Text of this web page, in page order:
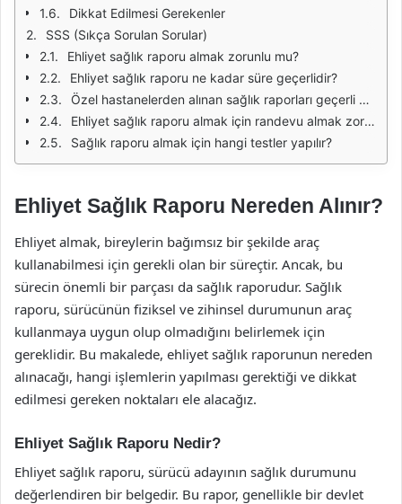
Dikkat Edilmesi Gerekenler
SSS (Sıkça Sorulan Sorular)
Ehliyet sağlık raporu almak zorunlu mu?
Ehliyet sağlık raporu ne kadar süre geçerlidir?
Özel hastanelerden alınan sağlık raporları geçerli mi?
Ehliyet sağlık raporu almak için randevu almak zorunlu mu?
Sağlık raporu almak için hangi testler yapılır?
Ehliyet Sağlık Raporu Nereden Alınır?
Ehliyet almak, bireylerin bağımsız bir şekilde araç
kullanabilmesi için gerekli olan bir süreçtir. Ancak, bu
sürecin önemli bir parçası da sağlık raporudur. Sağlık
raporu, sürücünün fiziksel ve zihinsel durumunun araç
kullanmaya uygun olup olmadığını belirlemek için
gereklidir. Bu makalede, ehliyet sağlık raporunun nereden
alınacağı, hangi işlemlerin yapılması gerektiği ve dikkat
edilmesi gereken noktaları ele alacağız.
Ehliyet Sağlık Raporu Nedir?
Ehliyet sağlık raporu, sürücü adayının sağlık durumunu
değerlendiren bir belgedir. Bu rapor, genellikle bir devlet